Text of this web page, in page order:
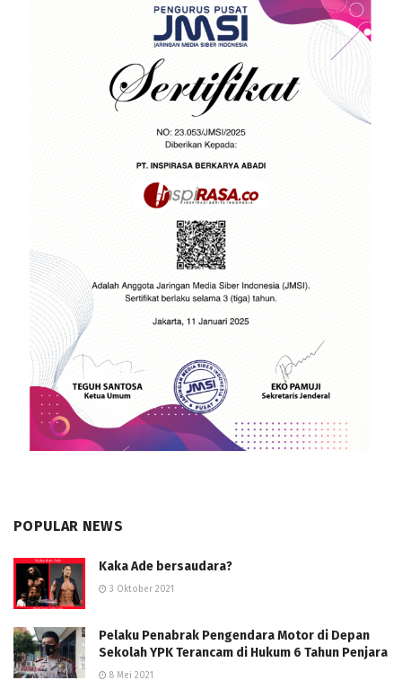
POPULAR NEWS
Kaka Ade bersaudara?
3 Oktober 2021
Pelaku Penabrak Pengendara Motor di Depan
Sekolah YPK Terancam di Hukum 6 Tahun Penjara
8 Mei 2021